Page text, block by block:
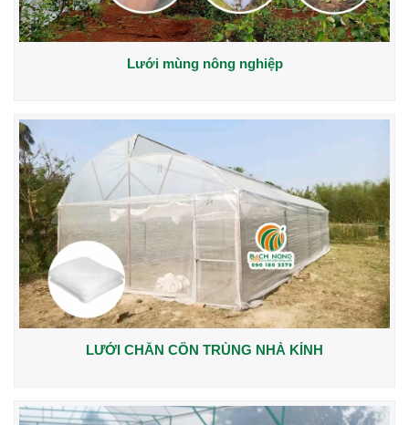
Lưới mùng nông nghiệp
LƯỚI CHẮN CÔN TRÙNG NHÀ KÍNH